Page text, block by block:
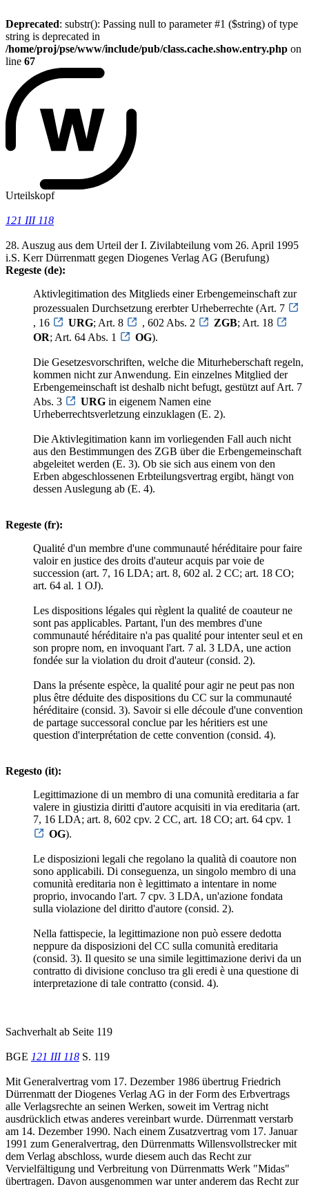
Deprecated: substr(): Passing null to parameter #1 ($string) of type
string is deprecated in
/home/proj/pse/www/include/pub/class.cache.show.entry.php on
line 67
Urteilskopf
121 III 118
28. Auszug aus dem Urteil der I. Zivilabteilung vom 26. April 1995
i.S. Kerr Dürrenmatt gegen Diogenes Verlag AG (Berufung)
Regeste (de):
Aktivlegitimation des Mitglieds einer Erbengemeinschaft zur
prozessualen Durchsetzung ererbter Urheberrechte (Art. 7
, 16
URG; Art. 8 , 602 Abs. 2 ZGB; Art. 18
OR; Art. 64 Abs. 1 OG).
Die Gesetzesvorschriften, welche die Miturheberschaft regeln,
kommen nicht zur Anwendung. Ein einzelnes Mitglied der
Erbengemeinschaft ist deshalb nicht befugt, gestützt auf Art. 7
Abs. 3
URG in eigenem Namen eine
Urheberrechtsverletzung einzuklagen (E. 2).
Die Aktivlegitimation kann im vorliegenden Fall auch nicht
aus den Bestimmungen des ZGB über die Erbengemeinschaft
abgeleitet werden (E. 3). Ob sie sich aus einem von den
Erben abgeschlossenen Erbteilungsvertrag ergibt, hängt von
dessen Auslegung ab (E. 4).
Regeste (fr):
Qualité d'un membre d'une communauté héréditaire pour faire
valoir en justice des droits d'auteur acquis par voie de
succession (art. 7, 16 LDA; art. 8, 602 al. 2 CC; art. 18 CO;
art. 64 al. 1 OJ).
Les dispositions légales qui règlent la qualité de coauteur ne
sont pas applicables. Partant, l'un des membres d'une
communauté héréditaire n'a pas qualité pour intenter seul et en
son propre nom, en invoquant l'art. 7 al. 3 LDA, une action
fondée sur la violation du droit d'auteur (consid. 2).
Dans la présente espèce, la qualité pour agir ne peut pas non
plus être déduite des dispositions du CC sur la communauté
héréditaire (consid. 3). Savoir si elle découle d'une convention
de partage successoral conclue par les héritiers est une
question d'interprétation de cette convention (consid. 4).
Regesto (it):
Legittimazione di un membro di una comunità ereditaria a far
valere in giustizia diritti d'autore acquisiti in via ereditaria (art.
7, 16 LDA; art. 8, 602 cpv. 2 CC, art. 18 CO; art. 64 cpv. 1
OG).
Le disposizioni legali che regolano la qualità di coautore non
sono applicabili. Di conseguenza, un singolo membro di una
comunità ereditaria non è legittimato a intentare in nome
proprio, invocando l'art. 7 cpv. 3 LDA, un'azione fondata
sulla violazione del diritto d'autore (consid. 2).
Nella fattispecie, la legittimazione non può essere dedotta
neppure da disposizioni del CC sulla comunità ereditaria
(consid. 3). Il quesito se una simile legittimazione derivi da un
contratto di divisione concluso tra gli eredi è una questione di
interpretazione di tale contratto (consid. 4).
Sachverhalt ab Seite 119
BGE 121 III 118 S. 119
Mit Generalvertrag vom 17. Dezember 1986 übertrug Friedrich
Dürrenmatt der Diogenes Verlag AG in der Form des Erbvertrags
alle Verlagsrechte an seinen Werken, soweit im Vertrag nicht
ausdrücklich etwas anderes vereinbart wurde. Dürrenmatt verstarb
am 14. Dezember 1990. Nach einem Zusatzvertrag vom 17. Januar
1991 zum Generalvertrag, den Dürrenmatts Willensvollstrecker mit
dem Verlag abschloss, wurde diesem auch das Recht zur
Vervielfältigung und Verbreitung von Dürrenmatts Werk "Midas"
übertragen. Davon ausgenommen war unter anderem das Recht zur